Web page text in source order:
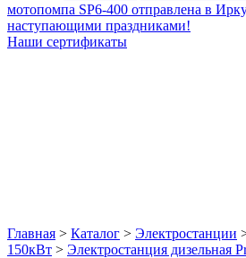
мотопомпа SP6-400 отправлена в
наступающими праздниками!
Наши сертификаты
Главная > Каталог > Электростанции
150кВт > Электростанция дизельная